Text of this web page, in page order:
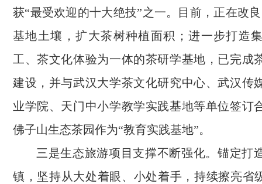
获“最受欢迎的十大绝技”之一。目前，正在改
基地土壤，扩大茶树种植面积；进一步打造
工、茶文化体验为一体的茶研学基地，已完成
建设，并与武汉大学茶文化研究中心、武汉传
业学院、天门中小学教学实践基地等单位签订
佛子山生态茶园作为“教育实践基地”。
三是生态旅游项目支撑不断强化。锚定打
镇，坚持从大处着眼、小处着手，持续擦亮省